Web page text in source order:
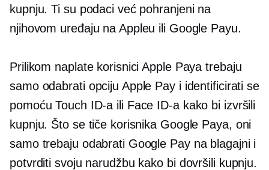
kupnju. Ti su podaci već pohranjeni na
njihovom uređaju na Appleu ili Google Payu.
Prilikom naplate korisnici Apple Paya trebaju
samo odabrati opciju Apple Pay i identificirati se
pomoću Touch ID-a ili Face ID-a kako bi izvršili
kupnju. Što se tiče korisnika Google Paya, oni
samo trebaju odabrati Google Pay na blagajni i
potvrditi svoju narudžbu kako bi dovršili kupnju.